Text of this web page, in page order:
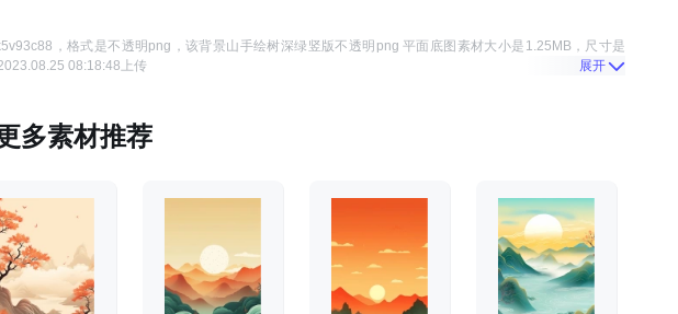
，格式是不透明png ，该背景山手绘树深绿竖版不透明png 平面底图素材大小是 1.25MB，尺寸是
08:18:48 上传 展开
多素材推荐